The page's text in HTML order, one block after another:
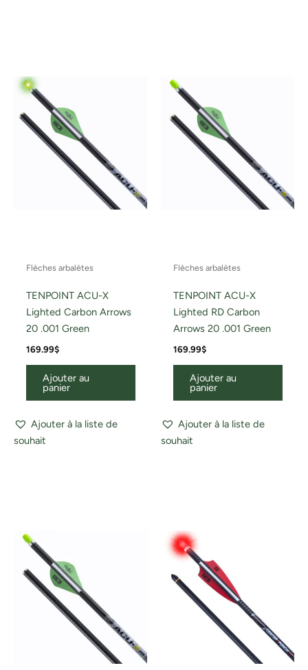
Flèches arbalètes
TENPOINT ACU-X
Lighted Carbon Arrows
20 .001 Green
169.99$
Ajouter au
panier
Ajouter à la liste de
souhait
Flèches arbalètes
TENPOINT ACU-X
Lighted RD Carbon
Arrows 20 .001 Green
169.99$
Ajouter au
panier
Ajouter à la liste de
souhait